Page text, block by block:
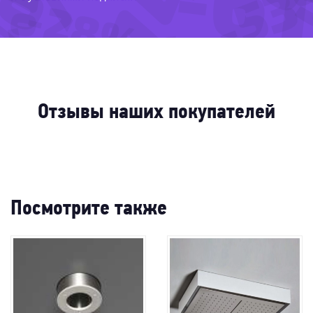
--
-28%
-
-57%-
-
- -
Отзывы наших покупателей
Посмотрите также